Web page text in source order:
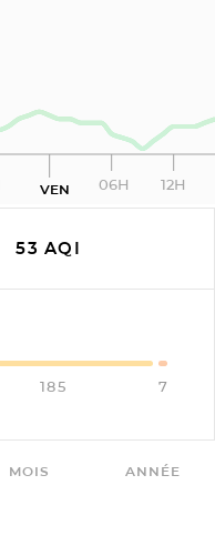
VEN 06H 12H
53 AQI
185 7
MOIS ANNÉE